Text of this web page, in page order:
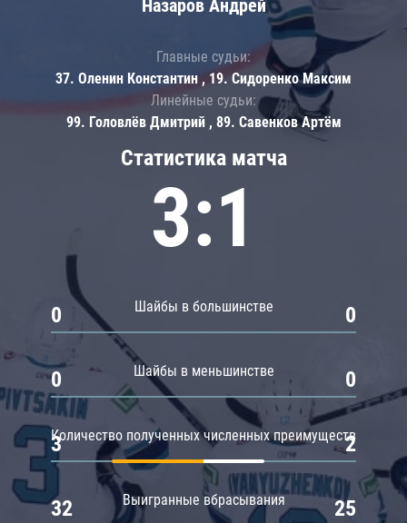
Статистика матча
3:1
Шайбы в большинстве
0 0
Шайбы в меньшинстве
0 0
Количество полученных численных преимуществ
3 2
Выигранные вбрасывания
32 25
Назаров Андрей
Главные судьи:
37. Оленин Константин , 19. Сидоренко Максим
Линейные судьи:
99. Головлёв Дмитрий , 89. Савенков Артём